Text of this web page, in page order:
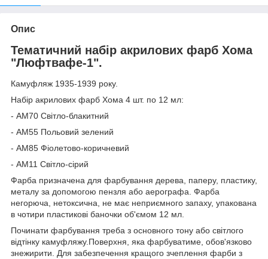
Опис
Тематичний набір акрилових фарб Хома
"Люфтвафе-1".
Камуфляж 1935-1939 року.
Набір акрилових фарб Хома 4 шт. по 12 мл:
- АМ70 Світло-блакитний
- АМ55 Польовий зелений
- АМ85 Фіолетово-коричневий
- АМ11 Світло-сірий
Фарба призначена для фарбування дерева, паперу, пластику,
металу за допомогою пензля або аерографа. Фарба
негорюча, нетоксична, не має неприємного запаху, упакована
в чотири пластикові баночки об'ємом 12 мл.
Починати фарбування треба з основного тону або світлого
відтінку камуфляжу.Поверхня, яка фарбуватиме, обов'язково
знежирити. Для забезпечення кращого зчеплення фарби з